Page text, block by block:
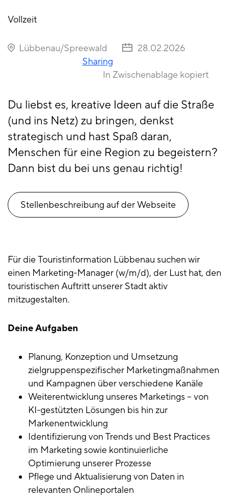
Vollzeit
Lübbenau/Spreewald
28.02.2026
Sharing
In Zwischenablage kopiert
Du liebst es, kreative Ideen auf die Straße
(und ins Netz) zu bringen, denkst
strategisch und hast Spaß daran,
Menschen für eine Region zu begeistern?
Dann bist du bei uns genau richtig!
Stellenbeschreibung auf der Webseite
Für die Touristinformation Lübbenau suchen wir
einen Marketing-Manager (w/m/d), der Lust hat, den
touristischen Auftritt unserer Stadt aktiv
mitzugestalten.
Deine Aufgaben
Planung, Konzeption und Umsetzung
zielgruppenspezifischer Marketingmaßnahmen
und Kampagnen über verschiedene Kanäle
Weiterentwicklung unseres Marketings – von
KI-gestützten Lösungen bis hin zur
Markenentwicklung
Identifizierung von Trends und Best Practices
im Marketing sowie kontinuierliche
Optimierung unserer Prozesse
Pflege und Aktualisierung von Daten in
relevanten Onlineportalen